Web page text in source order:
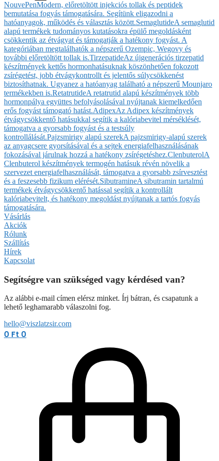
NouvePenModern, előretöltött injekciós tollak és peptidek
bemutatása fogyás támogatására. Segítünk eligazodni a
hatóanyagok, működés és választás között.SemaglutideA semaglutid
alapú termékek tudományos kutatásokra épülő megoldásként
csökkentik az étvágyat és támogatják a hatékony fogyást. A
kategóriában megtalálhatók a népszerű Ozempic, Wegovy és
további előretöltött tollak is.TirzepatideAz újgenerációs tirzepatid
készítmények kettős hormonhatásuknak köszönhetően fokozott
zsírégetést, jobb étvágykontrollt és jelentős súlycsökkenést
biztosíthatnak. Ugyanez a hatóanyag található a népszerű Mounjaro
termékekben is.RetatrutideA retatrutid alapú készítmények több
hormonpálya együttes befolyásolásával nyújtanak kiemelkedően
erős fogyást támogató hatást.AdipexAz Adipex készítmények
étvágycsökkentő hatásukkal segítik a kalóriabevitel mérséklését,
támogatva a gyorsabb fogyást és a testsúly
kontrollálását.Pajzsmirigy alapú szerekA pajzsmirigy-alapú szerek
az anyagcsere gyorsításával és a sejtek energiafelhasználásának
fokozásával járulnak hozzá a hatékony zsírégetéshez.ClenbuterolA
Clenbuterol készítmények termogén hatásuk révén növelik a
szervezet energiafelhasználását, támogatva a gyorsabb zsírvesztést
és a feszesebb fizikum elérését.SibutramineA sibutramin tartalmú
termékek étvágycsökkentő hatással segítik a kontrollált
kalóriabevitelt, és hatékony megoldást nyújtanak a tartós fogyás
támogatására.
Vásárlás
Akciók
Rólunk
Szállítás
Hírek
Kapcsolat
Segítségre van szükséged vagy kérdésed van?
Az alábbi e-mail címen elérsz minket. Írj bátran, és csapatunk a
lehető leghamarabb válaszolni fog.
hello@viszlatzsir.com
0 Ft 0